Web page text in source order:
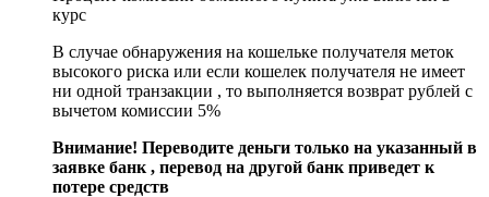
курс
В случае обнаружения на кошельке получателя меток
высокого риска или если кошелек получателя не имеет
ни одной транзакции , то выполняется возврат рублей с
вычетом комиссии 5%
Внимание! Переводите деньги только на указанный в
заявке банк , перевод на другой банк приведет к
потере средств